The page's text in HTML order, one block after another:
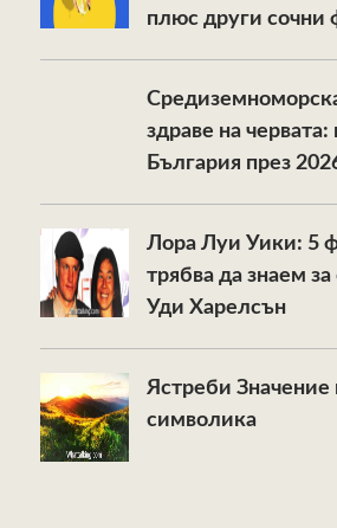
плюс други сочни
здраве на
България през
Лора Луи Уики: 5
трябва да знаем за
Уди Харелсън
Ястреби Значение
символика